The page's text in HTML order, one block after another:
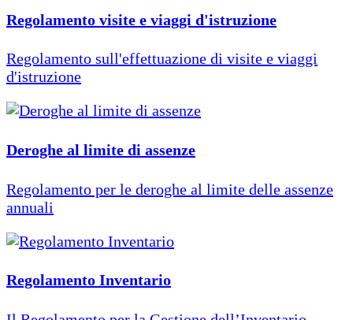
Regolamento visite e viaggi d'istruzione
Regolamento sull'effettuazione di visite e viaggi
d'istruzione
Deroghe al limite di assenze
Regolamento per le deroghe al limite delle assenze
annuali
Regolamento Inventario